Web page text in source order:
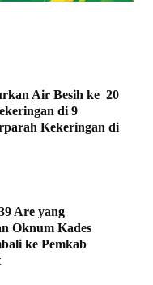
Air Besih ke 20
di 9
Kekeringan di
Are yang
Oknum Kades
ke Pemkab